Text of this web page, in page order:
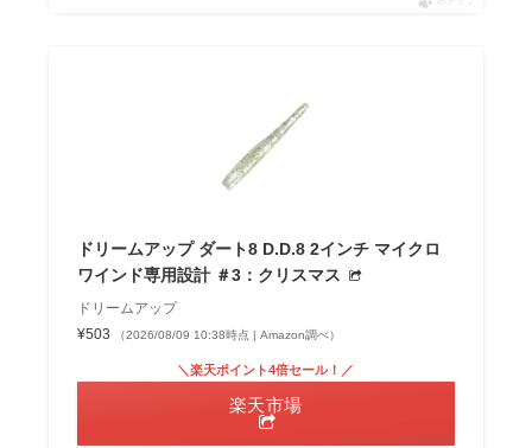
ドリームアップ ダート8 D.D.8 2インチ マイクロ
ワインド専用設計 ＃3：クリスマス
ドリームアップ
¥503
（2026/08/09 10:38時点 | Amazon調べ）
＼楽天ポイント4倍セール！／
楽天市場